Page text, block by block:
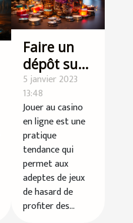
Faire un
dépôt sur
un casino :
quelle est
la
meilleure
méthode à
utiliser ?
5 janvier 2023
13:48
Jouer au casino
en ligne est une
pratique
tendance qui
permet aux
adeptes de jeux
de hasard de
profiter des...